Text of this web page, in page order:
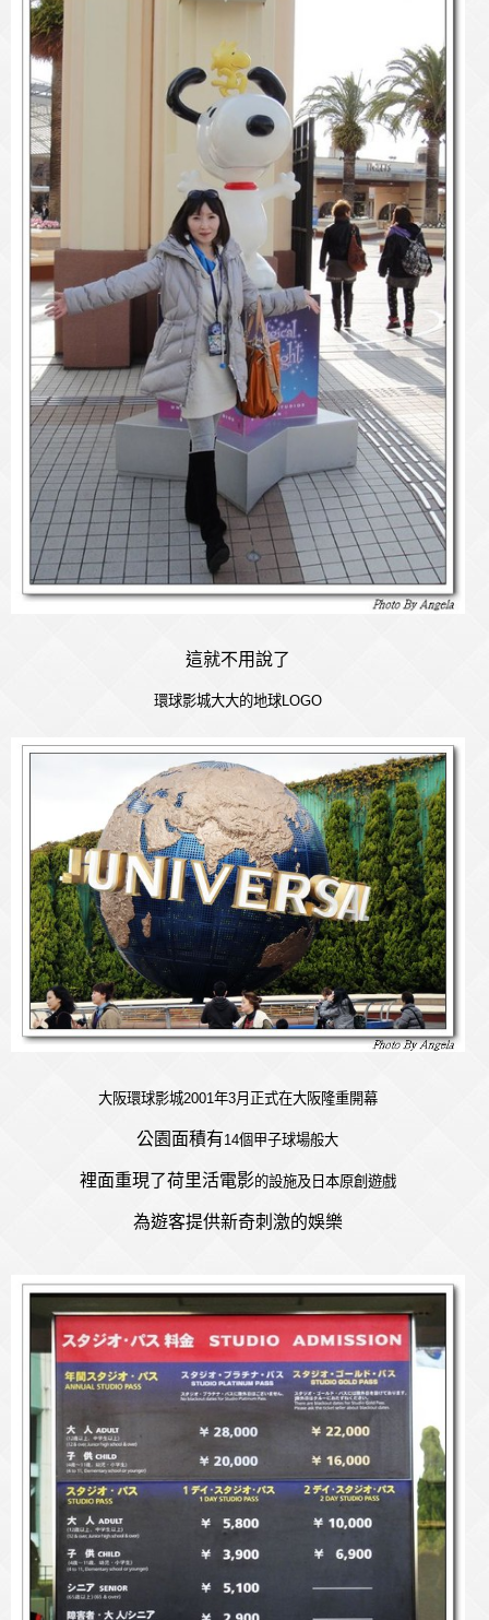
這就不用說了
環球影城大大的地球LOGO
大阪環球影城2001年3月正式在大阪隆重開幕
公園面積有14個甲子球場般大
裡面重現了荷里活電影的設施及日本原創遊戲
為遊客提供新奇刺激的娛樂